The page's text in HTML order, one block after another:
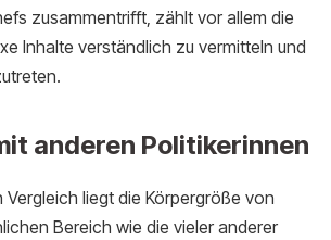
zusammentrifft, zählt vor allem die
Inhalte verständlich zu vermitteln und
anderen Politikerinnen
Vergleich liegt die Körpergröße von
Bereich wie die vieler anderer